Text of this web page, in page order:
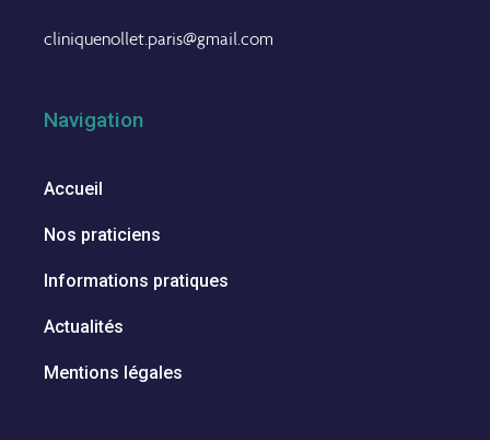
cliniquenollet.paris@gmail.com
Navigation
Accueil
Nos praticiens
Informations pratiques
Actualités
Mentions légales